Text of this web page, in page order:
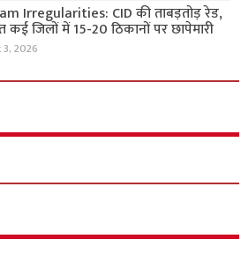
Irregularities: CID की ताबड़तोड़ रेड,
कई जिलों में 15-20 ठिकानों पर छापेमारी
2026